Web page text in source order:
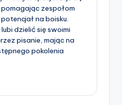
zespołom
na boisku.
dzielić się swoimi
pisanie, mając na
pokolenia